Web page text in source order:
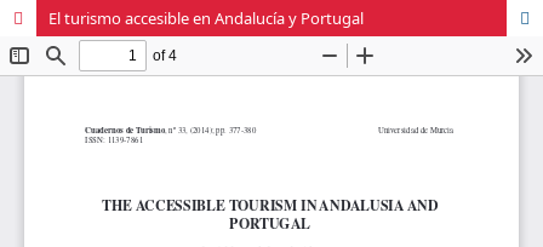
El turismo accesible en Andalucía y Portugal